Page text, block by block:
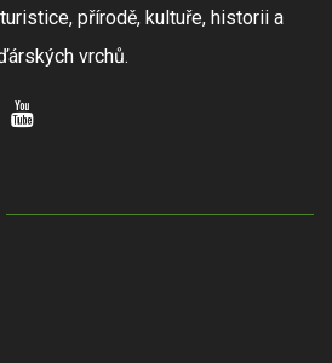
přírodě, kultuře, historii a
vrchů.